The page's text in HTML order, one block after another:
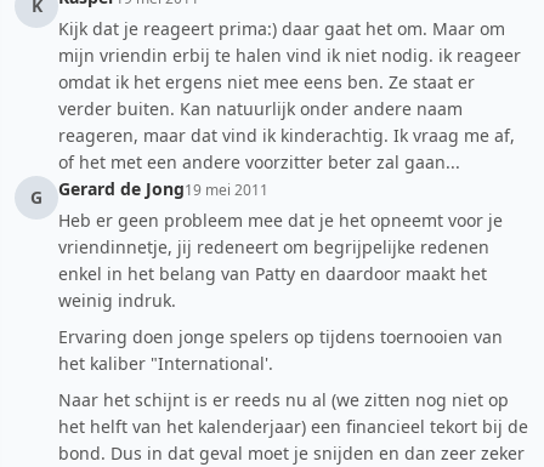
K
Kijk dat je reageert prima:) daar gaat het om. Maar om
mijn vriendin erbij te halen vind ik niet nodig. ik reageer
omdat ik het ergens niet mee eens ben. Ze staat er
verder buiten. Kan natuurlijk onder andere naam
reageren, maar dat vind ik kinderachtig. Ik vraag me af,
of het met een andere voorzitter beter zal gaan...
G
Gerard de Jong19 mei 2011
Heb er geen probleem mee dat je het opneemt voor je
vriendinnetje, jij redeneert om begrijpelijke redenen
enkel in het belang van Patty en daardoor maakt het
weinig indruk.
Ervaring doen jonge spelers op tijdens toernooien van
het kaliber "International'.
Naar het schijnt is er reeds nu al (we zitten nog niet op
het helft van het kalenderjaar) een financieel tekort bij de
bond. Dus in dat geval moet je snijden en dan zeer zeker